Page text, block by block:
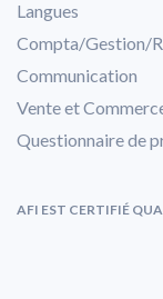
Langues
Compta/Gestion/
Communication
Vente et
Questionnaire de
AFI EST CERTIFIÉ